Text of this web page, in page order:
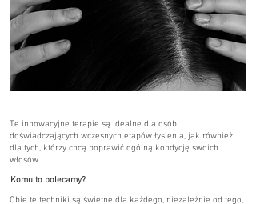
Te innowacyjne terapie są idealne dla osób
doświadczających wczesnych etapów łysienia, jak również
dla tych, którzy chcą poprawić ogólną kondycję swoich
włosów.
Komu to polecamy?
Obie te techniki są świetne dla każdego, niezależnie od tego,